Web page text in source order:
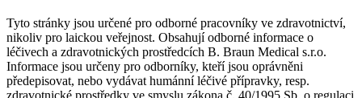
Prevence a kontrola infekcí
Uzavírání ran
Řešení
Terapie
Nabídky pracovních míst
Objevte své kariérní příležitosti ​v B. Braun. Vyhledejte náš trh
Odpovědnost
Média
Tyto stránky jsou určené pro odborné pracovníky ve zdravotnictví,
nikoliv pro laickou veřejnost. Obsahují odborné informace o
léčivech a zdravotnických prostředcích B. Braun Medical s.r.o.
Informace jsou určeny pro odborníky, kteří jsou oprávněni
předepisovat, nebo vydávat humánní léčivé přípravky, resp.
zdravotnické prostředky ve smyslu zákona č. 40/1995 Sb. o regulaci